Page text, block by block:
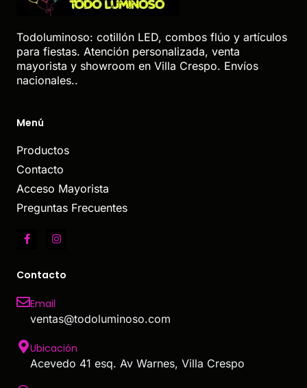
Todoluminoso: cotillón LED, combos flúo y artículos
para fiestas. Atención personalizada, venta
mayorista y showroom en Villa Crespo. Envíos
nacionales..
Menú
Productos
Contacto
Acceso Mayorista
Preguntas Frecuentes
Contacto
Email
ventas@todoluminoso.com
Ubicación
Acevedo 41 esq. Av Warnes, Villa Crespo